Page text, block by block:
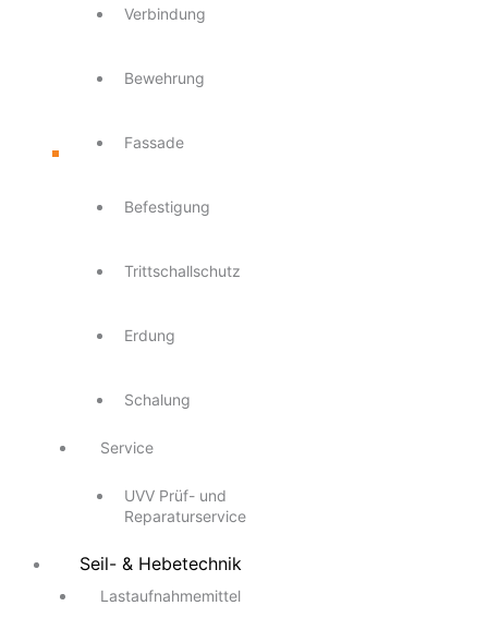
Verbindung
Bewehrung
Fassade
Befestigung
Trittschallschutz
Erdung
Schalung
Service
UVV Prüf- und
Reparaturservice
Seil- & Hebetechnik
Lastaufnahmemittel